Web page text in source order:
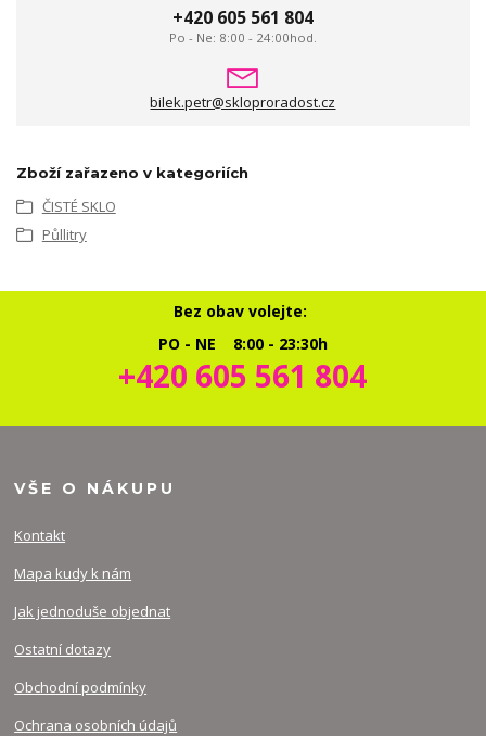
+420 605 561 804
Po - Ne: 8:00 - 24:00hod.
bilek.petr@skloproradost.cz
Zboží zařazeno v kategoriích
ČISTÉ SKLO
Půllitry
Bez obav volejte:
PO - NE 8:00 - 23:30h
+420 605 561 804
VŠE O NÁKUPU
Kontakt
Mapa kudy k nám
Jak jednoduše objednat
Ostatní dotazy
Obchodní podmínky
Ochrana osobních údajů